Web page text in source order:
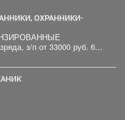
5 разряда, з/п от 33000 руб. 6...